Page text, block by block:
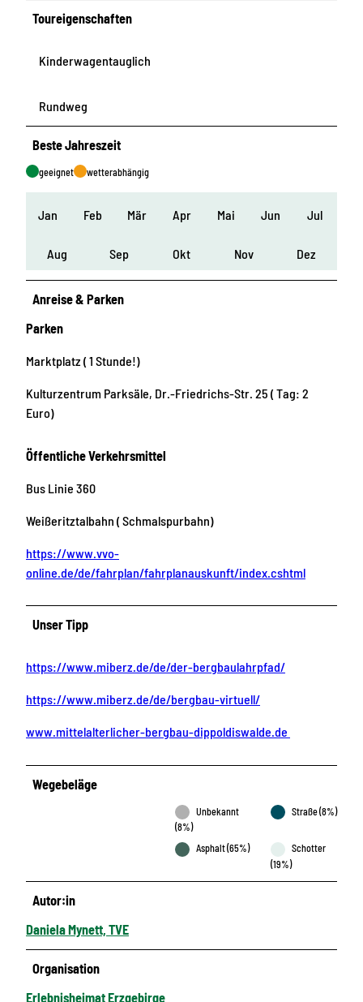
Toureigenschaften
Kinderwagentauglich
Rundweg
Beste Jahreszeit
geeignet wetterabhängig
Jan Feb Mär Apr Mai Jun Jul
Aug Sep Okt Nov Dez
Anreise & Parken
Parken
Marktplatz ( 1 Stunde!)
Kulturzentrum Parksäle, Dr.-Friedrichs-Str. 25 ( Tag: 2
Euro)
Öffentliche Verkehrsmittel
Bus Linie 360
Weißeritztalbahn ( Schmalspurbahn)
https://www.vvo-
online.de/de/fahrplan/fahrplanauskunft/index.cshtml
Unser Tipp
https://www.miberz.de/de/der-bergbaulahrpfad/
https://www.miberz.de/de/bergbau-virtuell/
www.mittelalterlicher-bergbau-dippoldiswalde.de
Wegebeläge
Unbekannt
(8%)
Straße (8%)
Asphalt (65%)
Schotter
(19%)
Autor:in
Daniela Mynett, TVE
Organisation
Erlebnisheimat Erzgebirge